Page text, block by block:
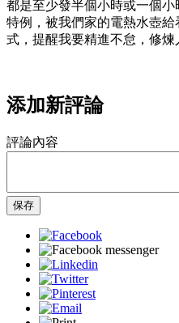
都是至少發半個小時或一個
特例，被我們家的電熱水壺
式，提醒我要精進不怠，修煉
添加新評論
評論內容
保存